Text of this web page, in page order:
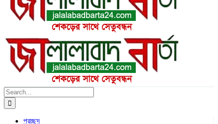
Search
for:
প্রচ্ছদ